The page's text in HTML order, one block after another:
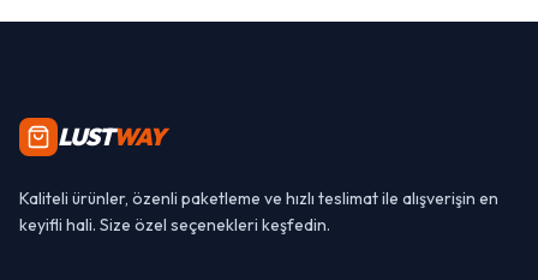
LUSTWAY
Kaliteli ürünler, özenli paketleme ve hızlı teslimat ile alışverişin en
keyifli hali. Size özel seçenekleri keşfedin.